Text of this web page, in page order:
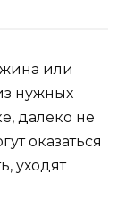
или
нужных
далеко не
оказаться
уходят